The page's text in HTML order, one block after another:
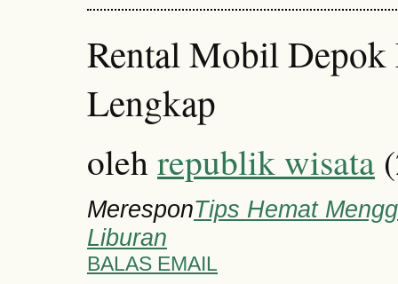
Rental Mobil Depok
Lengkap
olehrepublik wisata
MeresponTips Hemat
Liburan
BALAS EMAIL